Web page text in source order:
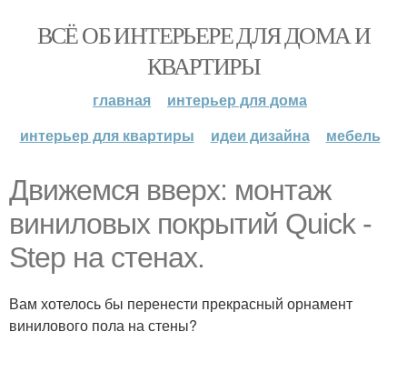
ВСЁ ОБ ИНТЕРЬЕРЕ ДЛЯ ДОМА И
КВАРТИРЫ
главная
интерьер для дома
интерьер для квартиры
идеи дизайна мебель
Движемся вверх: монтаж
виниловых покрытий Quick -
Step на стенах.
Вам хотелось бы перенести прекрасный орнамент
винилового пола на стены?